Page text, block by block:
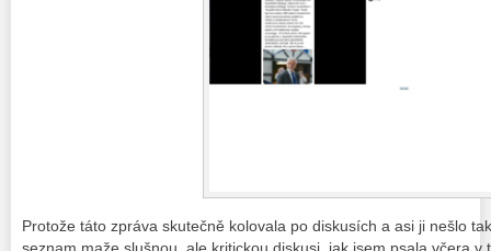
Protože táto zpráva skutečně kolovala po diskusích a asi ji nešlo